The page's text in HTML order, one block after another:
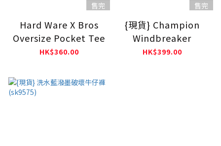
售完
Hard Ware X Bros
Oversize Pocket Tee
HK$360.00
售完
{現貨} Champion
Windbreaker
HK$399.00